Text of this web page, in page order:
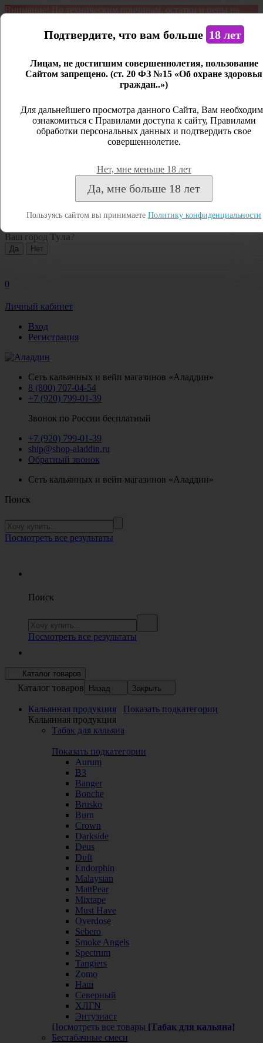
Внимание! По техническим причинам, остатки и цены на
является демонстрационным. Дистанционная продажа не
Открыть сайдбар
Личный кабинет
Закрыть
Посмотреть все результаты
Ваш город Тула ?
0
Личный кабинет
Вход
Регистрация
Сеть кальянных и вейп магазинов «Аладдин»
8 (800) 707-04-54
+7 (920) 799-01-39
Звонок по России бесплатный
+7 (920) 799-01-39
ship@shop-aladdin.ru
Обратный звонок
Сеть кальянных и вейп магазинов «Аладдин»
Поиск
Посмотреть все результаты
Поиск
Посмотреть все результаты
Каталог товаров
Каталог товаров Назад Закрыть
Кальянная продукция
Показать подкатегории
Кальянная продукция
Табак для кальяна
Показать подкатегории
Aurum
B3
Banger
Bonche
Brusko
Burn
Crown
Darkside
Deus
Duft
Endorphin
Malaysian
MattPear
Mixtape
Must Have
Overdose
Sebero
Smoke Angels
Spectrum
Tangiers
Zomo
Наш
Северный
ХЛГN
Энтузиаст
Посмотреть все товары [Табак для кальяна]
Бестабачные смеси
Подтвердите, что вам больше 18 лет
Лицам, не достигшим совершеннолетия, пользование
Сайтом запрещено. (ст. 20 ФЗ №15 «Об охране здоровья
граждан..»)
Для дальнейшего просмотра данного Сайта, Вам
ознакомиться с Правилами доступа к сайту, Правилами
обработки персональных данных и подтвердить свое
совершеннолетие.
Нет, мне меньше 18 лет
Да, мне больше 18 лет
Пользуясь сайтом вы принимаете Политику конфиденциальности